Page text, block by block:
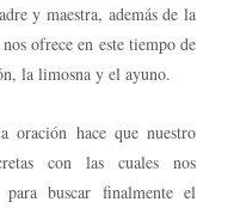
y maestra, además de la
ofrece en este tiempo de
la limosna y el ayuno.
oración hace que nuestro
con las cuales nos
buscar finalmente el